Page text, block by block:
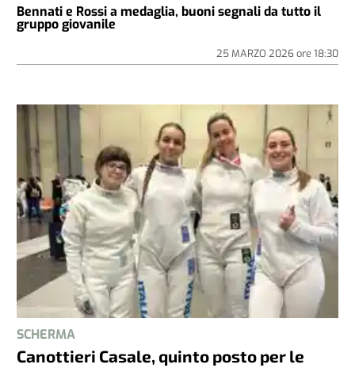
Bennati e Rossi a medaglia, buoni segnali da tutto il
gruppo giovanile
25 MARZO 2026ore 18:30
SCHERMA
Canottieri Casale, quinto posto per le